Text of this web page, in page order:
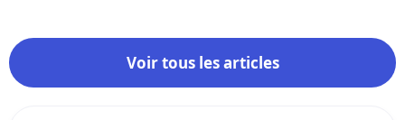
Voir tous les articles